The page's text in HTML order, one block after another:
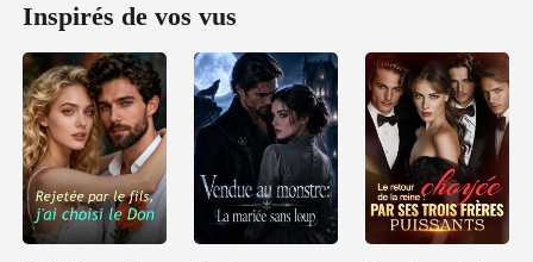
Inspirés de vos vus